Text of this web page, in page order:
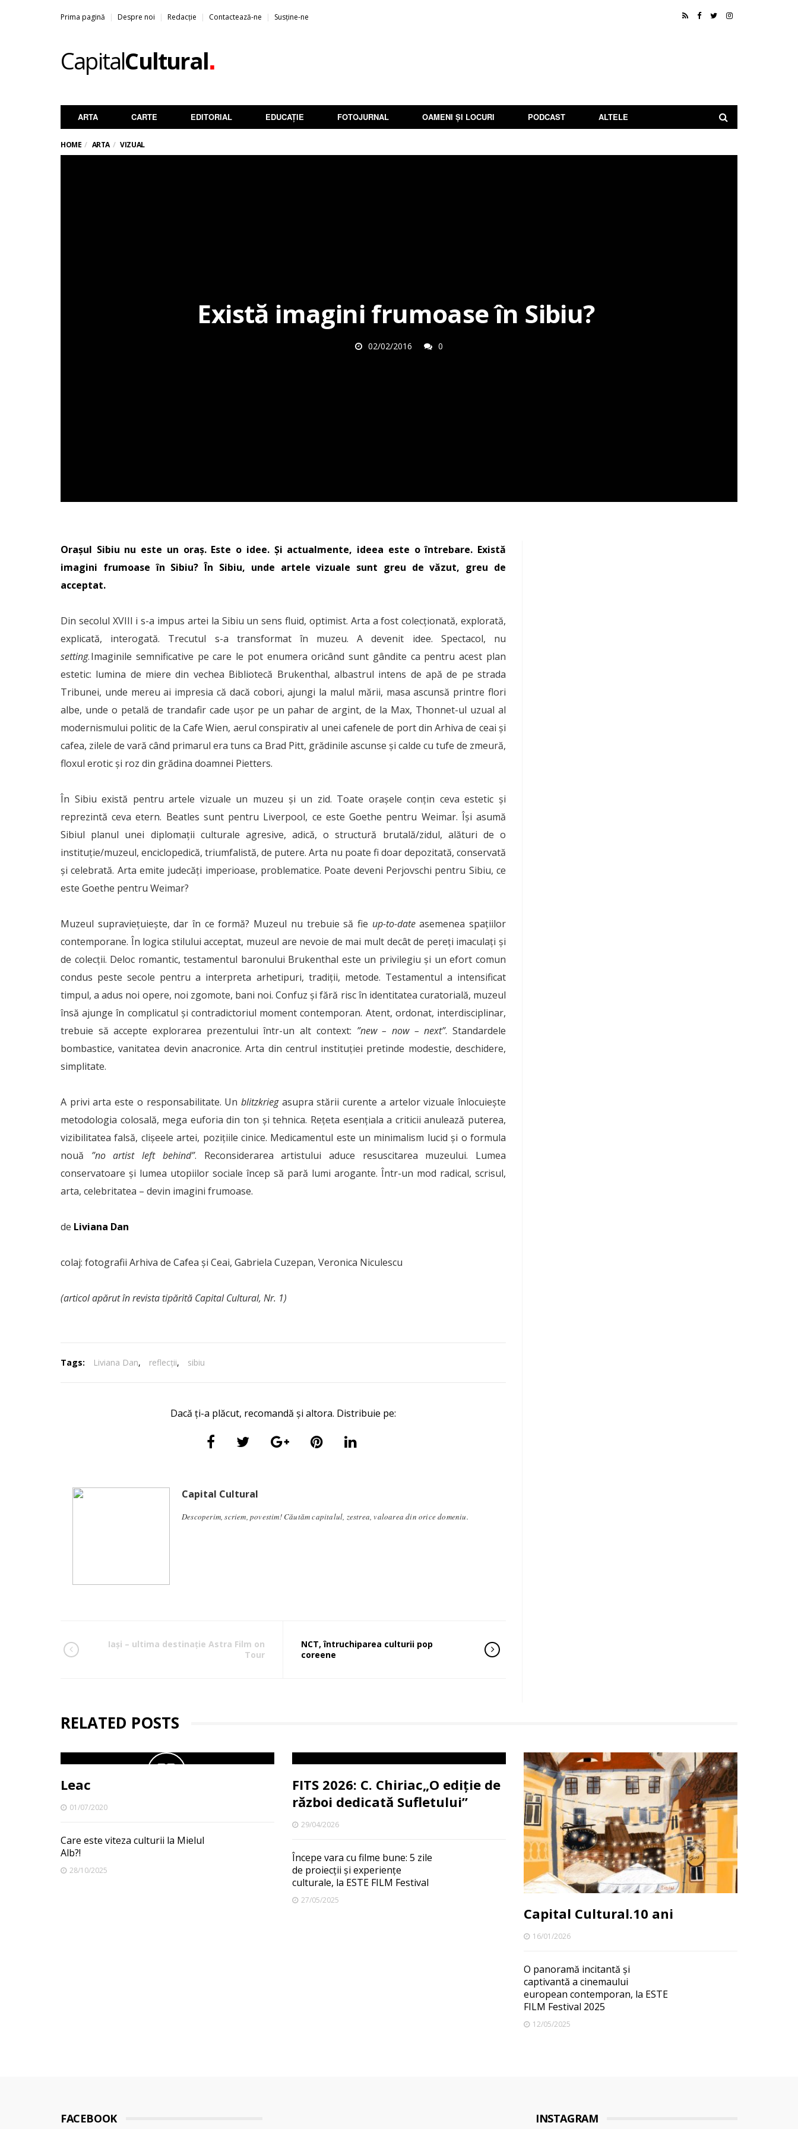
Prima pagină Despre noi Redacție Contactează-ne Susține-ne
CapitalCultural.
ARTA CARTE EDITORIAL EDUCAȚIE FOTOJURNAL OAMENI ȘI LOCURI PODCAST ALTELE
HOME ARTA VIZUAL
Există imagini frumoase în Sibiu?
02/02/2016 0
Orașul Sibiu nu este un oraș. Este o idee. Și actualmente, ideea este o întrebare. Există
imagini frumoase în Sibiu? În Sibiu, unde artele vizuale sunt greu de văzut, greu de
acceptat.
Din secolul XVIII i s-a impus artei la Sibiu un sens fluid, optimist. Arta a fost colecționată, explorată,
explicată, interogată. Trecutul s-a transformat în muzeu. A devenit idee. Spectacol, nu
setting. Imaginile semnificative pe care le pot enumera oricând sunt gândite ca pentru acest plan
estetic: lumina de miere din vechea Bibliotecă Brukenthal, albastrul intens de apă de pe strada
Tribunei, unde mereu ai impresia că dacă cobori, ajungi la malul mării, masa ascunsă printre flori
albe, unde o petală de trandafir cade ușor pe un pahar de argint, de la Max, Thonnet-ul uzual al
modernismului politic de la Cafe Wien, aerul conspirativ al unei cafenele de port din Arhiva de ceai și
cafea, zilele de vară când primarul era tuns ca Brad Pitt, grădinile ascunse și calde cu tufe de zmeură,
floxul erotic și roz din grădina doamnei Pietters.
În Sibiu există pentru artele vizuale un muzeu și un zid. Toate orașele conțin ceva estetic și
reprezintă ceva etern. Beatles sunt pentru Liverpool, ce este Goethe pentru Weimar. Își asumă
Sibiul planul unei diplomații culturale agresive, adică, o structură brutală/zidul, alături de o
instituție/muzeul, enciclopedică, triumfalistă, de putere. Arta nu poate fi doar depozitată, conservată
și celebrată. Arta emite judecăți imperioase, problematice. Poate deveni Perjovschi pentru Sibiu, ce
este Goethe pentru Weimar?
Muzeul supraviețuiește, dar în ce formă? Muzeul nu trebuie să fie up-to-dateasemenea spațiilor
contemporane. În logica stilului acceptat, muzeul are nevoie de mai mult decât de pereți imaculați și
de colecții. Deloc romantic, testamentul baronului Brukenthal este un privilegiu și un efort comun
condus peste secole pentru a interpreta arhetipuri, tradiții, metode. Testamentul a intensificat
timpul, a adus noi opere, noi zgomote, bani noi. Confuz și fără risc în identitatea curatorială, muzeul
însă ajunge în complicatul și contradictoriul moment contemporan. Atent, ordonat, interdisciplinar,
trebuie să accepte explorarea prezentului într-un alt context: ”new – now – next”. Standardele
bombastice, vanitatea devin anacronice. Arta din centrul instituției pretinde modestie, deschidere,
simplitate.
A privi arta este o responsabilitate. Un blitzkriegasupra stării curente a artelor vizuale înlocuiește
metodologia colosală, mega euforia din ton și tehnica. Rețeta esențiala a criticii anulează puterea,
vizibilitatea falsă, clișeele artei, pozițiile cinice. Medicamentul este un minimalism lucid și o formula
nouă ”no artist left behind”. Reconsiderarea artistului aduce resuscitarea muzeului. Lumea
conservatoare și lumea utopiilor sociale încep să pară lumi arogante. Într-un mod radical, scrisul,
arta, celebritatea – devin imagini frumoase.
de Liviana Dan
colaj: fotografii Arhiva de Cafea și Ceai, Gabriela Cuzepan, Veronica Niculescu
(articol apărut în revista tipărită Capital Cultural, Nr. 1)
Tags: Liviana Dan, reflecții, sibiu
Dacă ți-a plăcut, recomandă și altora. Distribuie pe:
Capital Cultural
Descoperim, scriem, povestim! Căutăm capitalul, zestrea, valoarea din orice domeniu.
Iaşi – ultima destinaţie Astra Film on
Tour
NCT, întruchiparea culturii pop
coreene
RELATED POSTS
Leac
01/07/2020
Care este viteza culturii la Mielul
Alb?!
28/10/2025
FITS 2026: C. Chiriac„O ediție de
război dedicată Sufletului”
29/04/2026
Începe vara cu filme bune: 5 zile
de proiecții și experiențe
culturale, la ESTE FILM Festival
27/05/2025
Capital Cultural.10 ani
16/01/2026
O panoramă incitantă și
captivantă a cinemaului
european contemporan, la ESTE
FILM Festival 2025
12/05/2025
FACEBOOK INSTAGRAM